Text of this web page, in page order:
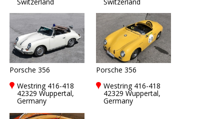
Porsche 356
Westring 416-418
42329 Wuppertal,
Germany
Porsche 356
Westring 416-418
42329 Wuppertal,
Germany